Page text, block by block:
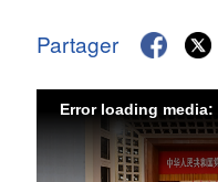
Partager
Error loading